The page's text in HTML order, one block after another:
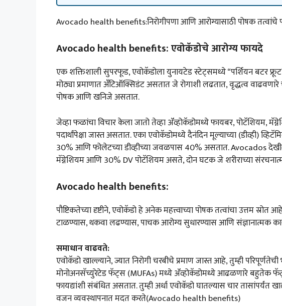
Avocado health benefits:निरोगीपणा आणि आरोग्यासाठी पोषक तत्वांचे
Avocado health benefits: एवोकॅडोचे आरोग्य फायदे
एक शक्तिशाली सुपरफूड, एवोकॅडोला युनायटेड स्टेट्समध्ये “पर्शियन बटर
मोठ्या प्रमाणात अँटिऑक्सिडंट असतात जे रोगाशी लढतात, वृद्धत्व
पोषक आणि खनिजे असतात.
जेव्हा फळांचा विचार केला जातो तेव्हा ॲव्होकॅडोमध्ये फायबर, पोटॅशियम,
पदार्थांपेक्षा जास्त असतात. एका एवोकॅडोमध्ये दैनंदिन मूल्याच्या (डीव्ही)
30% आणि फोलेटच्या डीव्हीच्या जवळपास 40% असतात. Avocados
मॅग्नेशियम आणि 30% DV पोटॅशियम असते, दोन घटक जे शरीराच्या
Avocado health benefits:
पौष्टिकतेच्या दृष्टीने, एवोकॅडो हे अनेक महत्त्वाच्या पोषक तत्वांचा उत्तम
टाळण्यास, थकवा लढण्यास, पाचक आरोग्य सुधारण्यास आणि संज्ञानात्मक
समाधान वाढवते:
एवोकॅडो खाल्ल्याने, ज्यात निरोगी चरबीचे प्रमाण जास्त आहे, तुम्ही
मोनोअनसॅच्युरेटेड फॅट्स (MUFAs) मध्ये ॲव्होकॅडोमध्ये आढळणारे बहुतेक
फायद्यांशी संबंधित असतात. तुम्ही अर्धा एवोकॅडो घातल्यास चार तासांपर्यंत
वजन व्यवस्थापनात मदत करते(Avocado health benefits)